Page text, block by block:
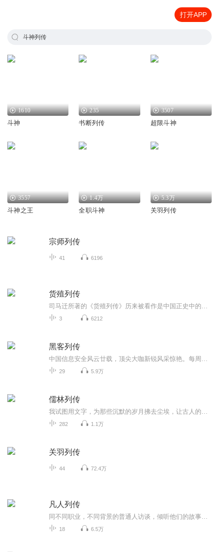
打开APP
斗神列传
1610
斗神
235
书断列传
3507
超限斗神
3557
斗神之王
1.4万
全职斗神
5.3万
关羽列传
宗师列传
41 6196
货殖列传
3 6212
黑客列传
29 5.9万
儒林列传
282 1.1万
关羽列传
44 72.4万
凡人列传
18 6.5万